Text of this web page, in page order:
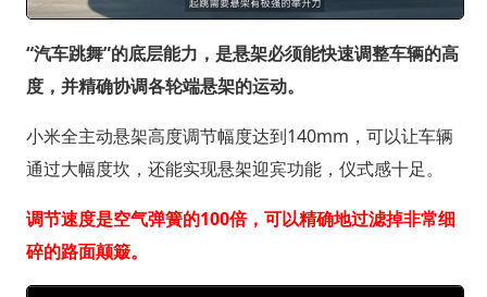
“汽车跳舞”的底层能力，是悬架必须能快速调整车辆的高
度，并精确协调各轮端悬架的运动。
小米全主动悬架高度调节幅度达到140mm，可以让车辆
通过大幅度坎，还能实现悬架迎宾功能，仪式感十足。
调节速度是空气弹簧的100倍，可以精确地过滤掉非常细
碎的路面颠簸。